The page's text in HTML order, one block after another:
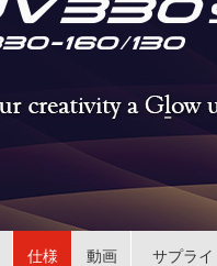
仕様 動画 サプライ